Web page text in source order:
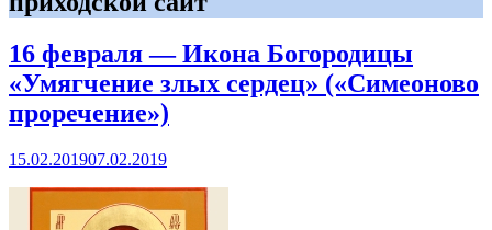
16 февраля — Икона Богородицы
«Умягчение злых сердец» («Симеоново
проречение»)
15.02.201907.02.2019